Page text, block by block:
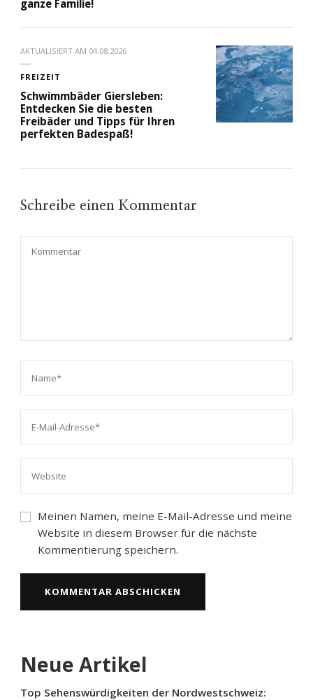
ganze Familie!
AKTUALISIERT AM 04.08.2026
FREIZEIT
Schwimmbäder Giersleben:
Entdecken Sie die besten
Freibäder und Tipps für Ihren
perfekten Badespaß!
Schreibe einen Kommentar
Meinen Namen, meine E-Mail-Adresse und meine
Website in diesem Browser für die nächste
Kommentierung speichern.
Neue Artikel
Top Sehenswürdigkeiten der Nordwestschweiz: